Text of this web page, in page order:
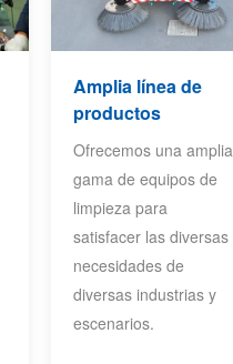
Amplia línea de
productos
Ofrecemos una amplia
gama de equipos de
limpieza para
satisfacer las diversas
necesidades de
diversas industrias y
escenarios.